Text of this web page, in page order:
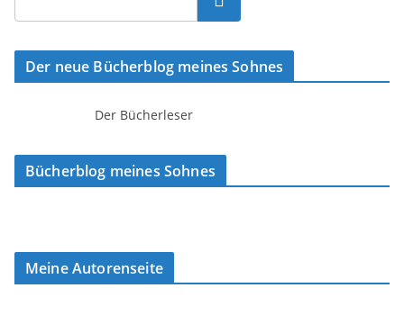
Der neue Bücherblog meines Sohnes
Der Bücherleser
Bücherblog meines Sohnes
Meine Autorenseite